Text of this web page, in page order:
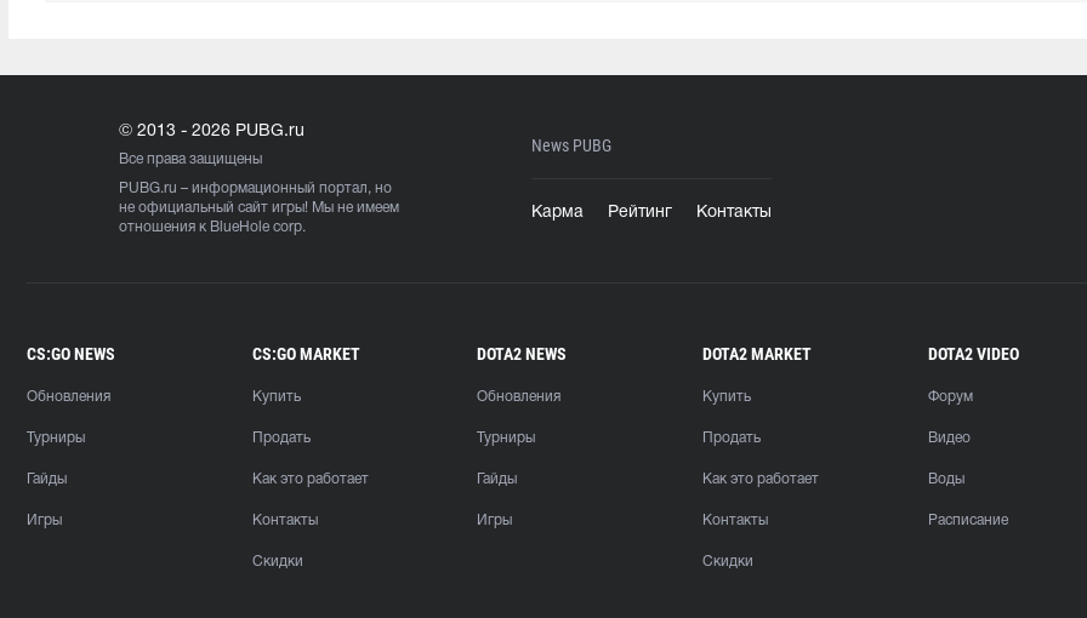
© 2013 - 2026 PUBG.ru
Все права защищены
PUBG.ru – информационный портал, но
не официальный сайт игры! Мы не имеем
отношения к BlueHole corp.
News PUBG
Карма Рейтинг Контакты
CS:GO NEWS
Обновления
Турниры
Гайды
Игры
CS:GO MARKET
Купить
Продать
Как это работает
Контакты
Скидки
DOTA2 NEWS
Обновления
Турниры
Гайды
Игры
DOTA2 MARKET
Купить
Продать
Как это работает
Контакты
Скидки
DOTA2 VIDEO
Форум
Видео
Воды
Расписание